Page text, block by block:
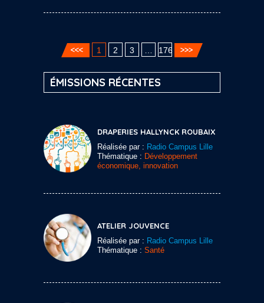
1 2 3 176
ÉMISSIONS RÉCENTES
DRAPERIES HALLYNCK ROUBAIX
Réalisée par : Radio Campus Lille
Thématique : Développement
économique, innovation
ATELIER JOUVENCE
Réalisée par : Radio Campus Lille
Thématique : Santé